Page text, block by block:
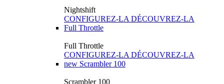
Nightshift
CONFIGUREZ-LA DÉCOUVREZ-LA
Full Throttle
Full Throttle
CONFIGUREZ-LA DÉCOUVREZ-LA
new Scrambler 100
Scrambler 100